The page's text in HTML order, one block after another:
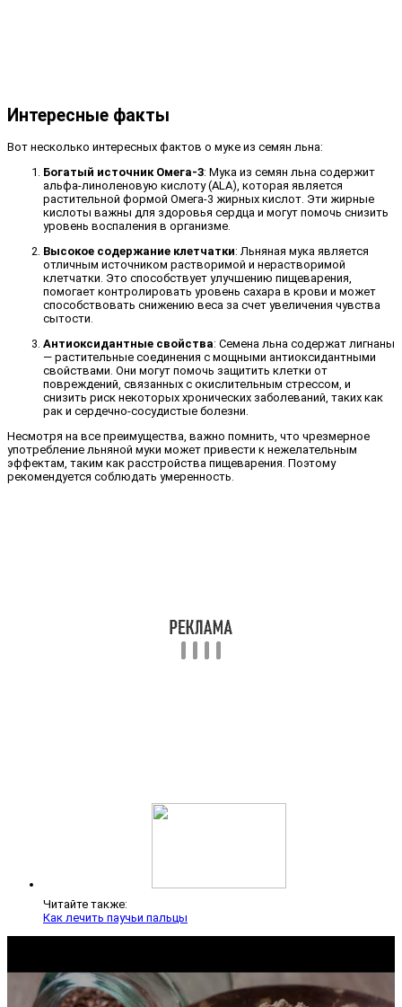
Интересные факты
Вот несколько интересных фактов о муке из семян льна:
Богатый источник Омега-3: Мука из семян льна содержит
альфа-линоленовую кислоту (ALA), которая является
растительной формой Омега-3 жирных кислот. Эти жирные
кислоты важны для здоровья сердца и могут помочь снизить
уровень воспаления в организме.
Высокое содержание клетчатки: Льняная мука является
отличным источником растворимой и нерастворимой
клетчатки. Это способствует улучшению пищеварения,
помогает контролировать уровень сахара в крови и может
способствовать снижению веса за счет увеличения чувства
сытости.
Антиоксидантные свойства: Семена льна содержат лигнаны
— растительные соединения с мощными антиоксидантными
свойствами. Они могут помочь защитить клетки от
повреждений, связанных с окислительным стрессом, и
снизить риск некоторых хронических заболеваний, таких как
рак и сердечно-сосудистые болезни.
Несмотря на все преимущества, важно помнить, что чрезмерное
употребление льняной муки может привести к нежелательным
эффектам, таким как расстройства пищеварения. Поэтому
рекомендуется соблюдать умеренность.
Читайте также:
Как лечить паучьи пальцы